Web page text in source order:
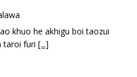
Hanya Berteman Sepi Dan
MerenungiTentang